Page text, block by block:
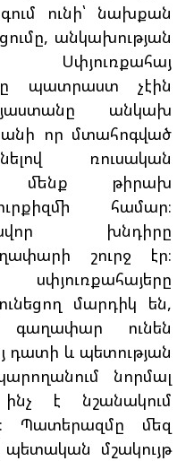
ունի՝ նախքան
անկախության
պատրաստ չէին
անկախ
որ մտահոգված
ռուսական
մենք թիրախ
համար։
խնդիրը
շուրջ էր։
մարդիկ են,
գաղափար ունեն
դատի և պետության
նորմալ
է նշանակում
Պատերազմը մեզ
մշակույթ